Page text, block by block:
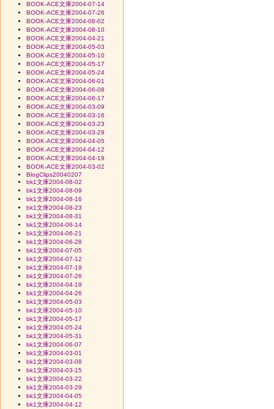
BOOK-ACE文庫2004-07-14
BOOK-ACE文庫2004-07-26
BOOK-ACE文庫2004-08-02
BOOK-ACE文庫2004-08-10
BOOK-ACE文庫2004-04-21
BOOK-ACE文庫2004-05-03
BOOK-ACE文庫2004-05-10
BOOK-ACE文庫2004-05-17
BOOK-ACE文庫2004-05-24
BOOK-ACE文庫2004-06-01
BOOK-ACE文庫2004-06-08
BOOK-ACE文庫2004-06-17
BOOK-ACE文庫2004-03-09
BOOK-ACE文庫2004-03-16
BOOK-ACE文庫2004-03-23
BOOK-ACE文庫2004-03-29
BOOK-ACE文庫2004-04-05
BOOK-ACE文庫2004-04-12
BOOK-ACE文庫2004-04-19
BOOK-ACE文庫2004-03-02
BlogClips20040207
bk1文庫2004-08-02
bk1文庫2004-08-09
bk1文庫2004-08-16
bk1文庫2004-08-23
bk1文庫2004-08-31
bk1文庫2004-06-14
bk1文庫2004-06-21
bk1文庫2004-06-28
bk1文庫2004-07-05
bk1文庫2004-07-12
bk1文庫2004-07-19
bk1文庫2004-07-26
bk1文庫2004-04-19
bk1文庫2004-04-26
bk1文庫2004-05-03
bk1文庫2004-05-10
bk1文庫2004-05-17
bk1文庫2004-05-24
bk1文庫2004-05-31
bk1文庫2004-06-07
bk1文庫2004-03-01
bk1文庫2004-03-08
bk1文庫2004-03-15
bk1文庫2004-03-22
bk1文庫2004-03-29
bk1文庫2004-04-05
bk1文庫2004-04-12